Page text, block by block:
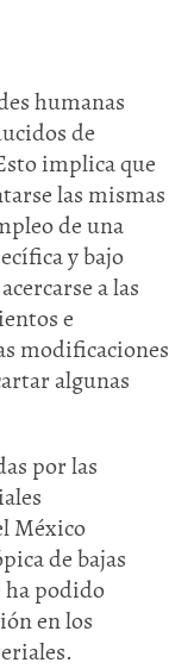
humanas
de
implica que
las mismas
de una
y bajo
a las
e
modificaciones
algunas
por las
México
de bajas
ha podido
en los
Olmecas